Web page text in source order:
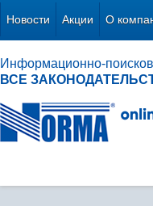
Новости Акции О
Информационно-
ВСЕ